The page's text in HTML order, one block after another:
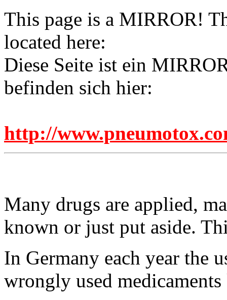
This page is a MIRROR!
located here:
Diese Seite ist ein
befinden sich hier:
http://
Many drugs are applied,
known or just put aside.
In Germany each year the
wrongly used